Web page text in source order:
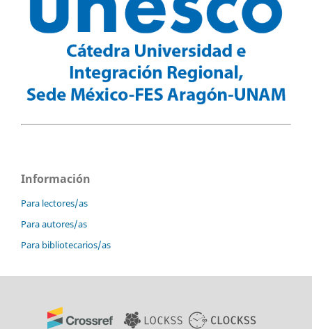
Información
Para lectores/as
Para autores/as
Para bibliotecarios/as